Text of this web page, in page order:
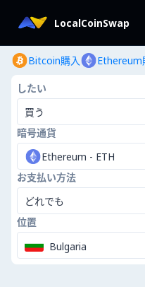
LocalCoinSwap
Bitcoin購入 Ethereum
したい
買う
暗号通貨
Ethereum - ETH
お支払い方法
どれでも
位置
Bulgaria